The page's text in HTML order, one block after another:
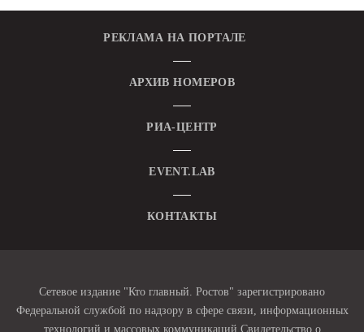
РЕКЛАМА НА ПОРТАЛЕ
АРХИВ НОМЕРОВ
РИА-ЦЕНТР
EVENT.LAB
КОНТАКТЫ
Сетевое издание "Кто главный. Ростов" зарегистрировано
Федеральной службой по надзору в сфере связи, информационных
технологий и массовых коммуникаций Свидетельство о